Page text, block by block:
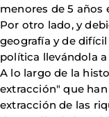
menores de 5 años
Por otro lado, y
geografía y de
política llevándola
A lo largo de la
extracción" que
extracción de las